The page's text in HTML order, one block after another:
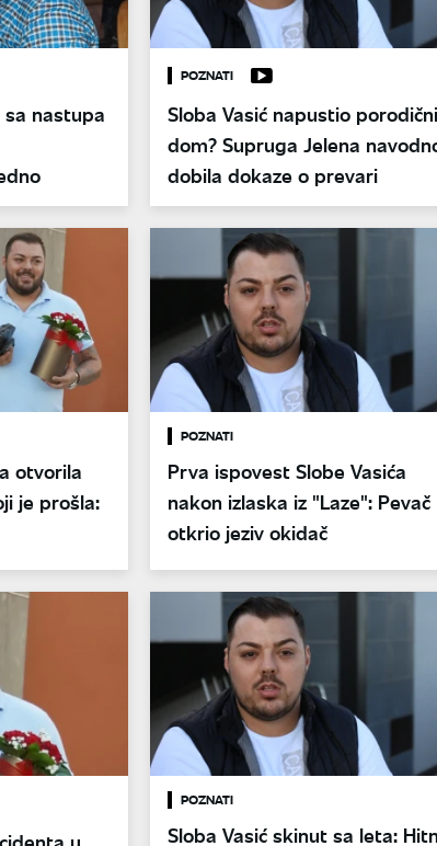
sa nastupa
POZNATI
Sloba Vasić napustio porodični
dom? Supruga Jelena
dobila dokaze o prevari
otvorila
je prošla:
POZNATI
Prva ispovest Slobe Vasića
nakon izlaska iz "Laze": Pevač
otkrio jeziv okidač
POZNATI
Sloba Vasić skinut sa leta: